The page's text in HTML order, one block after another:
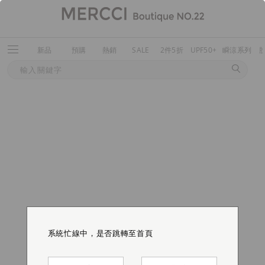
新品 預購 熱銷 SALE 2件5折 UPF50+ 瞬涼系列
系統忙線中，是否跳轉至首頁
系統忙線中，是否跳轉至首頁
系統忙線中，是否跳轉至首頁
系統忙線中，是否跳轉至首頁
系統忙線中，是否跳轉至首頁